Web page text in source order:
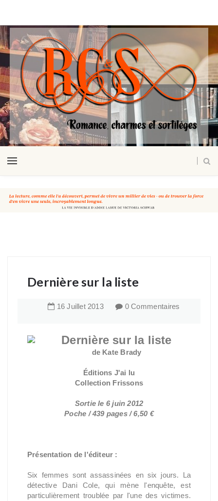
Dernière sur la liste
16 Juillet 2013 0 Commentaires
Dernière sur la liste
de Kate Brady
Éditions J'ai lu
Collection Frissons
Sortie le 6 juin 2012
Poche / 439 pages / 6,50 €
Présentation de l'éditeur :
Six femmes sont assassinées en six jours. La
détective Dani Cole, qui mène l'enquête, est
particulièrement troublée par l'une des victimes.